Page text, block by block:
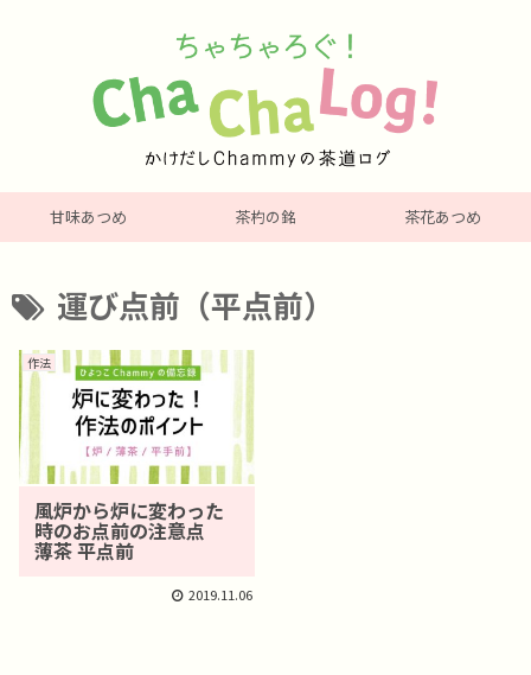
甘味あつめ 茶杓の銘 茶花あつめ
運び点前（平点前）
作法
風炉から炉に変わった
時のお点前の注意点
薄茶 平点前
2019.11.06